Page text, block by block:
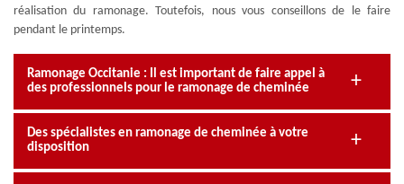
réalisation du ramonage. Toutefois, nous vous conseillons de le faire
pendant le printemps.
Ramonage Occitanie : Il est important de faire appel à
des professionnels pour le ramonage de cheminée
Des spécialistes en ramonage de cheminée à votre
disposition